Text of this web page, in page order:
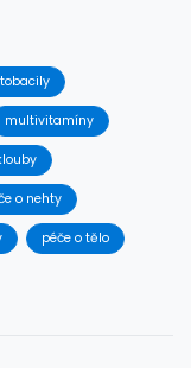
multivitamíny
o nehty
péče o tělo